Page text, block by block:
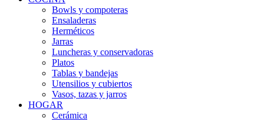
Bowls y compoteras
Ensaladeras
Herméticos
Jarras
Luncheras y conservadoras
Platos
Tablas y bandejas
Utensilios y cubiertos
Vasos, tazas y jarros
HOGAR
Cerámica